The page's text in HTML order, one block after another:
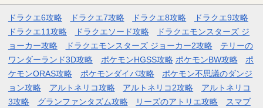
ドラクエ6攻略 ドラクエ7攻略 ドラクエ8攻略
ドラクエ9攻略
ドラクエ11攻略
ドラクエソード攻略
ドラクエモンスターズ ジ
ョーカー攻略
ドラクエモンスターズ ジョーカー2攻略
テリーの
ワンダーランド3D攻略
ポケモンHGSS攻略 ポケモンBW攻略
ポ
ケモンORAS攻略
ポケモンダイパ攻略
ポケモン不思議のダンジ
ョン攻略
アルトネリコ攻略 アルトネリコ2攻略
アルトネリコ
3攻略
グランファンタズム攻略 リーズのアトリエ攻略 スマブ